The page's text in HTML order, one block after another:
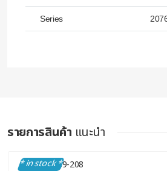
Series
รายการสินค้า แนะนำ
* in stock *